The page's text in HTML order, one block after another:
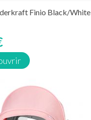
Finio Black/White